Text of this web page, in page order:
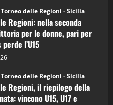
Torneo delle Regioni - Sicilia
Regioni: nella seconda
per le donne, pari per
l’U15
Torneo delle Regioni - Sicilia
Regioni, il riepilogo della
vincono U15, U17 e